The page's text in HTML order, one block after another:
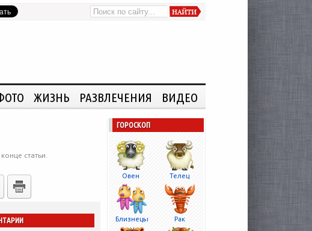
ЖИЗНЬ РАЗВЛЕЧЕНИЯ ВИДЕО
статьи.
ГОРОСКОП
Овен Телец
Близнецы Рак